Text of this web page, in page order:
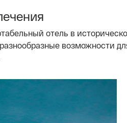
отель в
возможности